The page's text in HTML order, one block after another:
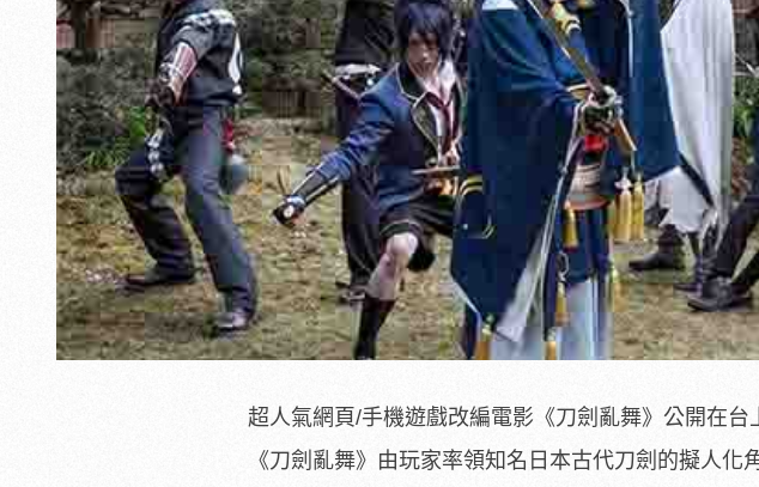
超人氣網頁/手機遊戲改編電影《刀劍亂舞》公開在台
《刀劍亂舞》由玩家率領知名日本古代刀劍的擬人化